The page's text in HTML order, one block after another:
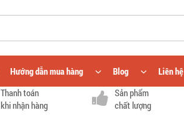
Hướng dẫn mua hàng Blog
Liên hệ
Thanh toán
khi nhận hàng
Sản phẩm
chất lượng